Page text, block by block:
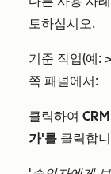
토하십시오.
기준 작업(예:
쪽 패널에서:
클릭하여
가'를 클릭합